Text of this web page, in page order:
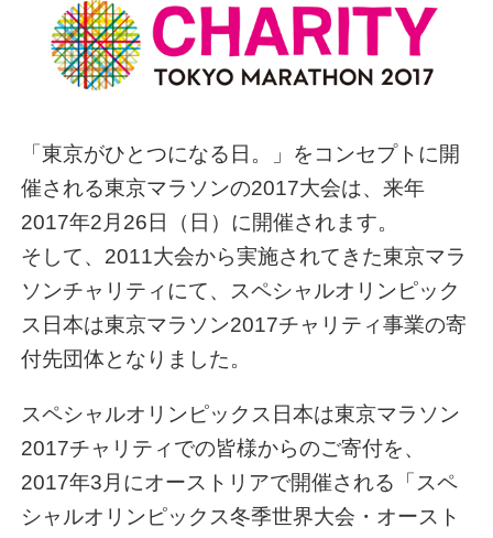
「東京がひとつになる日。」をコンセプトに開
催される東京マラソンの2017大会は、来年
2017年2月26日（日）に開催されます。
そして、2011大会から実施されてきた東京マラ
ソンチャリティにて、スペシャルオリンピック
ス日本は東京マラソン2017チャリティ事業の寄
付先団体となりました。
スペシャルオリンピックス日本は東京マラソン
2017チャリティでの皆様からのご寄付を、
2017年3月にオーストリアで開催される「スペ
シャルオリンピックス冬季世界大会・オースト